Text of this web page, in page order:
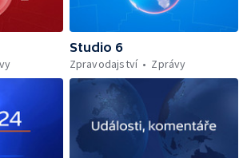
Studio 6
Zpravodajství
Zprávy